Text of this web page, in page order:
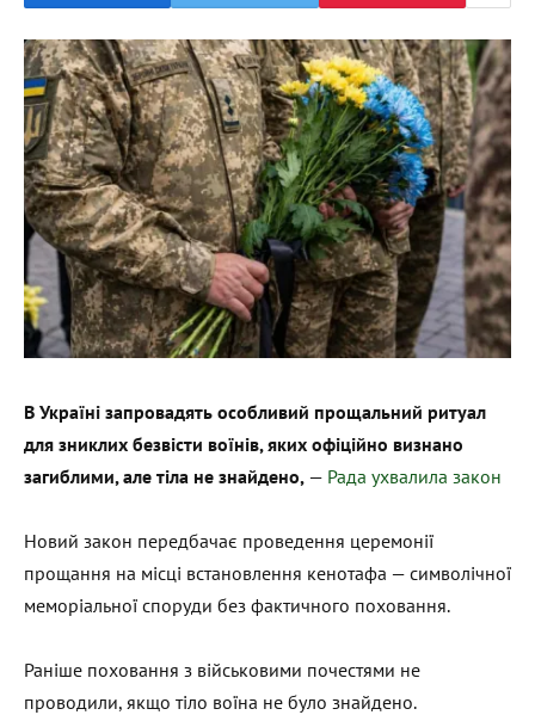
В Україні запровадять особливий прощальний ритуал
для зниклих безвісти воїнів, яких офіційно визнано
загиблими, але тіла не знайдено, — Рада ухвалила закон
Новий закон передбачає проведення церемонії
прощання на місці встановлення кенотафа — символічної
меморіальної споруди без фактичного поховання.
Раніше поховання з військовими почестями не
проводили, якщо тіло воїна не було знайдено.